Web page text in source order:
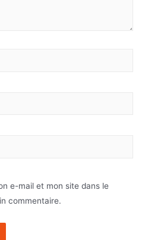
e-mail et mon site dans le
commentaire.